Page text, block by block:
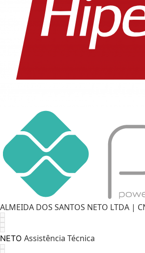
ALMEIDA DOS SANTOS NETO LTDA |
NETO Assistência Técnica